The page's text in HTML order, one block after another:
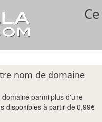
nom de domaine
parmi plus d'une
disponibles à partir de 0,99€